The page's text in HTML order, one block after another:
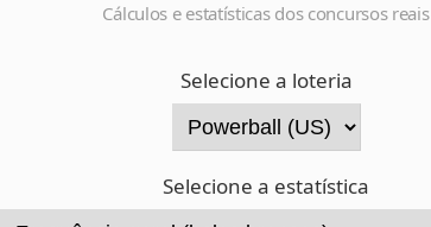
Cálculos e estatísticas dos concursos reais
Selecione a loteria
Selecione a estatística